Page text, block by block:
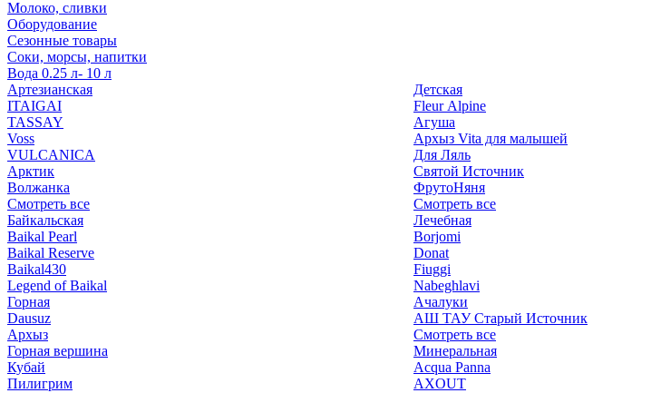
Молоко, сливки
Оборудование
Сезонные товары
Соки, морсы, напитки
Вода 0.25 л- 10 л
Артезианская
ITAIGAI
TASSAY
Voss
VULCANICA
Арктик
Волжанка
Смотреть все
Байкальская
Baikal Pearl
Baikal Reserve
Baikal430
Legend of Baikal
Горная
Dausuz
Архыз
Горная вершина
Кубай
Пилигрим
Детская
Fleur Alpine
Агуша
Архыз Vita для малышей
Для Ляль
Святой Источник
ФрутоНяня
Смотреть все
Лечебная
Borjomi
Donat
Fiuggi
Nabeghlavi
Ачалуки
АШ ТАУ Старый Источник
Смотреть все
Минеральная
Acqua Panna
AXOUT